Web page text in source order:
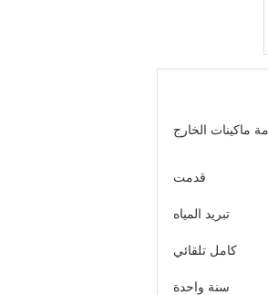
ماكينات الخارج
قدمت
تبريد المياه
كامل تلقائي
سنة واحدة